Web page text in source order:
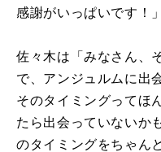
感謝がいっぱいです！
佐々木は「みなさん、
で、アンジュルムに出
そのタイミングってほ
たら出会っていないか
のタイミングをちゃん